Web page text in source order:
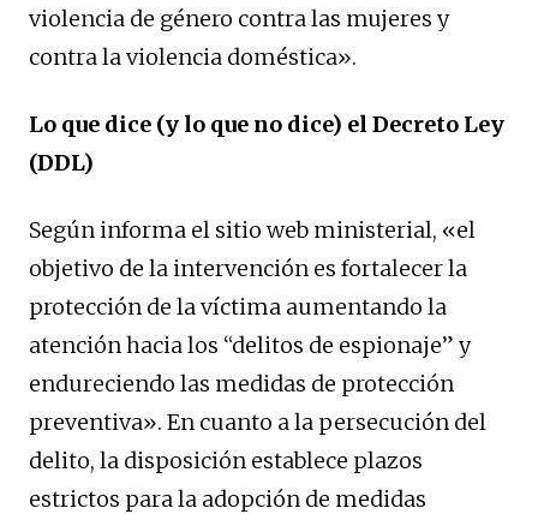
violencia de género contra las mujeres y
contra la violencia doméstica».
Lo que dice (y lo que no dice) el Decreto Ley
(DDL)
Según informa el sitio web ministerial, «el
objetivo de la intervención es fortalecer la
protección de la víctima aumentando la
atención hacia los “delitos de espionaje” y
endureciendo las medidas de protección
preventiva». En cuanto a la persecución del
delito, la disposición establece plazos
estrictos para la adopción de medidas